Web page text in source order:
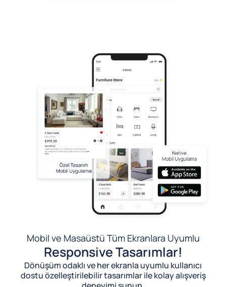
Mobil ve Masaüstü Tüm Ekranlara Uyumlu
Responsive Tasarımlar!
Dönüşüm odaklı ve her ekranla uyumlu kullanıcı
dostu özelleştirilebilir tasarımlar ile kolay alışveriş